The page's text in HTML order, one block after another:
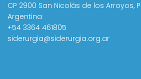
CP 2900 San Nicolás de los Arroyos,
Argentina
+54 3364 461805
siderurgia@siderurgia.org.ar